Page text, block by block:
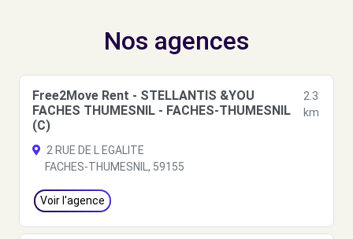
Nos agences
Free2Move Rent - STELLANTIS &YOU
FACHES THUMESNIL - FACHES-THUMESNIL
(C)
2.3
km
2 RUE DE L EGALITE
FACHES-THUMESNIL, 59155
Voir l'agence